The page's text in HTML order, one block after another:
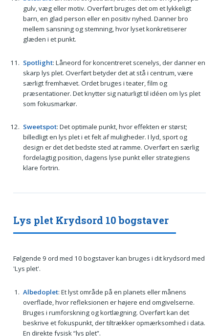
gulv, væg eller motiv. Overført bruges det om et lykkeligt
barn, en glad person eller en positiv nyhed. Danner bro
mellem sansning og stemning, hvor lyset konkretiserer
glæden i et punkt.
Spotlight: Låneord for koncentreret scenelys, der danner en
skarp lys plet. Overført betyder det at stå i centrum, være
særligt fremhævet. Ordet bruges i teater, film og
præsentationer. Det knytter sig naturligt til idéen om lys plet
som fokusmarkør.
Sweetspot: Det optimale punkt, hvor effekten er størst;
billedligt en lys plet i et felt af muligheder. I lyd, sport og
design er det det bedste sted at ramme. Overført en særlig
fordelagtig position, dagens lyse punkt eller strategiens
klare fortrin.
Lys plet Krydsord 10 bogstaver
Følgende 9 ord med 10 bogstaver kan bruges i dit krydsord med
'Lys plet'.
Albedoplet: Et lyst område på en planets eller månens
overflade, hvor refleksionen er højere end omgivelserne.
Bruges i rumforskning og kortlægning. Overført kan det
beskrive et fokuspunkt, der tiltrækker opmærksomhed i data.
En direkte fysisk “lys plet”.